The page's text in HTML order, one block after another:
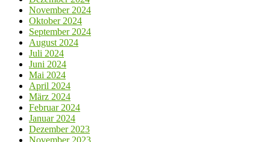
November 2024
Oktober 2024
September 2024
August 2024
Juli 2024
Juni 2024
Mai 2024
April 2024
März 2024
Februar 2024
Januar 2024
Dezember 2023
November 2023